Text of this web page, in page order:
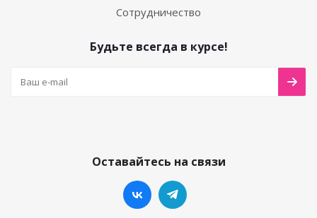
Сотрудничество
Будьте всегда в курсе!
Оставайтесь на связи